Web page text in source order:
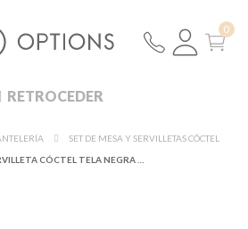
RETROCEDER
SET DE MESA Y SERVILLETAS CÓCTEL